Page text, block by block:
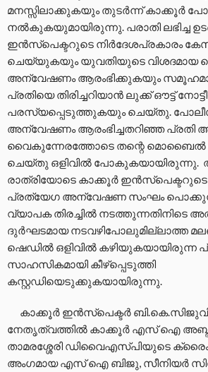
മനസ്സിലാക്കുകയും തുടർന്ന് കാക്കൂർ
നൽകുകയുമായിരുന്നു. പരാതി ലഭിച്ച
ഇൻസ്‌പെക്ടറുടെ നിർദേശപ്രകാരം കേസ്
ചെയ്യുകയും യുവതിയുടെ വിശദമായ
അന്വേഷണം ആരംഭിക്കുകയും
പ്രതിയെ തിരിച്ചറിയാൻ ലുക്ക്‌ ഔട്ട്‌
പരസ്യപ്പെടുത്തുകയും ചെയ്തു.
അന്വേഷണം ആരംഭിച്ചതറിഞ്ഞ പ്രതി
വൈകുന്നേരത്തോടെ തന്റെ
ചെയ്തു ഒളിവിൽ പോകുകയായിരുന്നു.
രാത്രിയോടെ കാക്കൂർ
പ്രത്യേഗ അന്വേഷണ സംഘം
വ്യാപക തിരച്ചിൽ നടത്തുന്നതിനിടെ
ദുർഘടമായ നടവഴിപോലുമില്ലാത്ത
ഷെഡിൽ ഒളിവിൽ കഴിയുകയായിരുന്ന
സാഹസികമായി കീഴ്പ്പെടുത്തി
കസ്റ്റഡിയെടുക്കുകയായിരുന്നു.
കാക്കൂർ ഇൻസ്‌പെക്ടർ
നേതൃത്വത്തിൽ കാക്കൂർ എസ് ഐ
താമരശ്ശേരി ഡിവൈഎസ്പിയുടെ
അംഗമായ എസ് ഐ ബിജു, സീനിയർ